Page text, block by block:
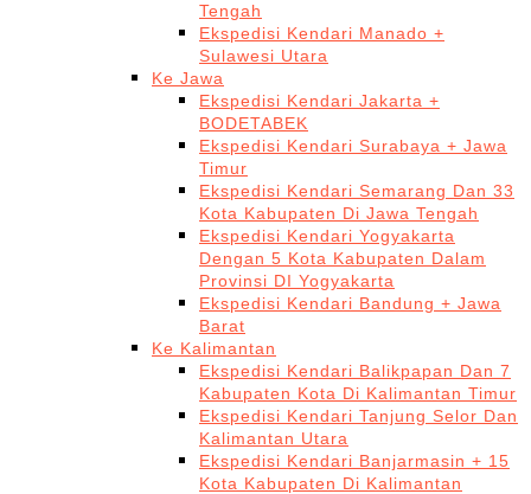
Tengah
Ekspedisi Kendari Manado +
Sulawesi Utara
Ke Jawa
Ekspedisi Kendari Jakarta +
BODETABEK
Ekspedisi Kendari Surabaya + Jawa
Timur
Ekspedisi Kendari Semarang Dan 33
Kota Kabupaten Di Jawa Tengah
Ekspedisi Kendari Yogyakarta
Dengan 5 Kota Kabupaten Dalam
Provinsi DI Yogyakarta
Ekspedisi Kendari Bandung + Jawa
Barat
Ke Kalimantan
Ekspedisi Kendari Balikpapan Dan 7
Kabupaten Kota Di Kalimantan Timur
Ekspedisi Kendari Tanjung Selor Dan
Kalimantan Utara
Ekspedisi Kendari Banjarmasin + 15
Kota Kabupaten Di Kalimantan